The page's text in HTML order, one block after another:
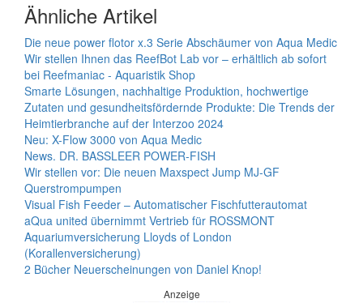
Ähnliche Artikel
Die neue power flotor x.3 Serie Abschäumer von Aqua Medic
Wir stellen Ihnen das ReefBot Lab vor – erhältlich ab sofort
bei Reefmaniac - Aquaristik Shop
Smarte Lösungen, nachhaltige Produktion, hochwertige
Zutaten und gesundheitsfördernde Produkte: Die Trends der
Heimtierbranche auf der Interzoo 2024
Neu: X-Flow 3000 von Aqua Medic
News. DR. BASSLEER POWER-FISH
Wir stellen vor: Die neuen Maxspect Jump MJ-GF
Querstrompumpen
Visual Fish Feeder – Automatischer Fischfutterautomat
aQua united übernimmt Vertrieb für ROSSMONT
Aquariumversicherung Lloyds of London
(Korallenversicherung)
2 Bücher Neuerscheinungen von Daniel Knop!
Anzeige